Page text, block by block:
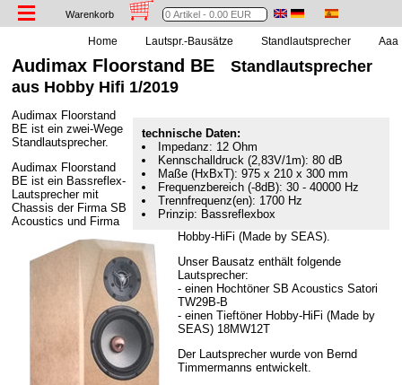
Warenkorb
Home Lautspr.-Bausätze Standlautsprecher Aaa
Audimax Floorstand BE Standlautsprecher
aus Hobby Hifi 1/2019
technische Daten:
Impedanz: 12 Ohm
Kennschalldruck (2,83V/1m): 80 dB
Maße (HxBxT): 975 x 210 x 300 mm
Frequenzbereich (-8dB): 30 - 40000 Hz
Trennfrequenz(en): 1700 Hz
Prinzip: Bassreflexbox
Audimax Floorstand
BE ist ein zwei-Wege
Standlautsprecher.
Audimax Floorstand
BE ist ein Bassreflex-
Lautsprecher mit
Chassis der Firma SB
Acoustics und Firma
Hobby-HiFi (Made by SEAS).
Unser Bausatz enthält folgende
Lautsprecher:
- einen Hochtöner SB Acoustics Satori
TW29B-B
- einen Tieftöner Hobby-HiFi (Made by
SEAS) 18MW12T
Der Lautsprecher wurde von Bernd
Timmermanns entwickelt.